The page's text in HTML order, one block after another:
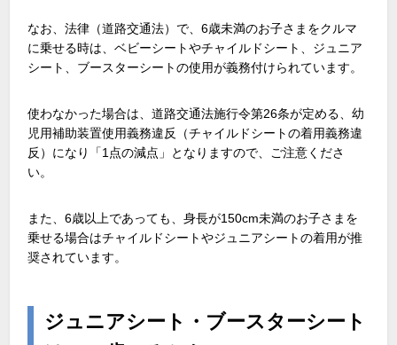
なお、法律（道路交通法）で、6歳未満のお子さまをクルマ
に乗せる時は、ベビーシートやチャイルドシート、ジュニア
シート、ブースターシートの使用が義務付けられています。
使わなかった場合は、道路交通法施行令第26条が定める、幼
児用補助装置使用義務違反（チャイルドシートの着用義務違
反）になり「1点の減点」となりますので、ご注意くださ
い。
また、6歳以上であっても、身長が150cm未満のお子さまを
乗せる場合はチャイルドシートやジュニアシートの着用が推
奨されています。
ジュニアシート・ブースターシート